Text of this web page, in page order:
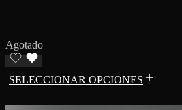
Agotado
SELECCIONAR OPCIONES